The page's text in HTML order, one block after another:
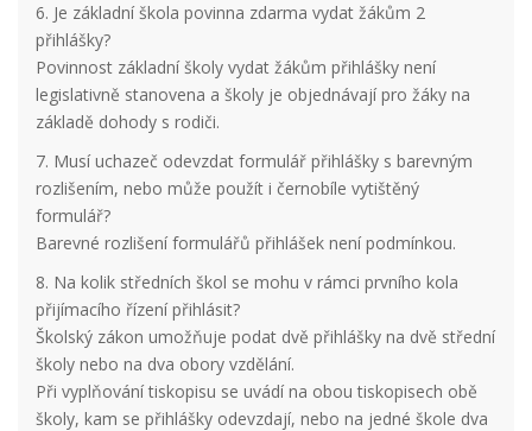
6. Je základní škola povinna zdarma vydat žákům 2
přihlášky?
Povinnost základní školy vydat žákům přihlášky není
legislativně stanovena a školy je objednávají pro žáky na
základě dohody s rodiči.
7. Musí uchazeč odevzdat formulář přihlášky s barevným
rozlišením, nebo může použít i černobíle vytištěný
formulář?
Barevné rozlišení formulářů přihlášek není podmínkou.
8. Na kolik středních škol se mohu v rámci prvního kola
přijímacího řízení přihlásit?
Školský zákon umožňuje podat dvě přihlášky na dvě střední
školy nebo na dva obory vzdělání.
Při vyplňování tiskopisu se uvádí na obou tiskopisech obě
školy, kam se přihlášky odevzdají, nebo na jedné škole dva